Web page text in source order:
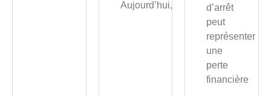
Aujourd’hui,
d’arrêt
peut
représenter
une
perte
financière